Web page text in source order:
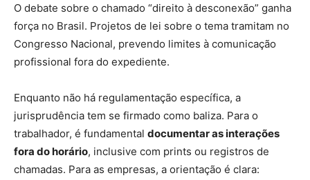
O debate sobre o chamado “direito à desconexão” ganha
força no Brasil. Projetos de lei sobre o tema tramitam no
Congresso Nacional, prevendo limites à comunicação
profissional fora do expediente.
Enquanto não há regulamentação específica, a
jurisprudência tem se firmado como baliza. Para o
trabalhador, é fundamental documentar as interações
fora do horário, inclusive com prints ou registros de
chamadas. Para as empresas, a orientação é clara: